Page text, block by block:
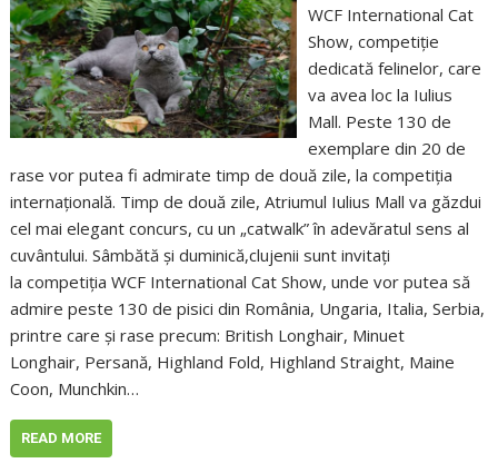
WCF International Cat
Show, competiție
dedicată felinelor, care
va avea loc la Iulius
Mall. Peste 130 de
exemplare din 20 de
rase vor putea fi admirate timp de două zile, la competiția
internațională. Timp de două zile, Atriumul Iulius Mall va găzdui
cel mai elegant concurs, cu un „catwalk” în adevăratul sens al
cuvântului. Sâmbătă și duminică,clujenii sunt invitați
la competiția WCF International Cat Show, unde vor putea să
admire peste 130 de pisici din România, Ungaria, Italia, Serbia,
printre care și rase precum: British Longhair, Minuet
Longhair, Persană, Highland Fold, Highland Straight, Maine
Coon, Munchkin…
READ MORE